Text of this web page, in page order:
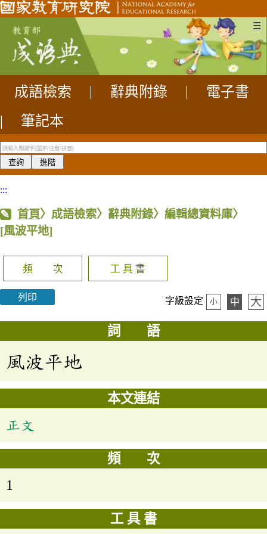
☰
成語檢索 辭典附錄
電子書
|
筆記本
:::
首頁〉成語檢索〉辭典附錄〉編輯總資料庫〉
[風波平地]
頻 次 工 具 書
列印 字級設定 小 中 大
詞 語
風波平地
本文連結
正文
頻 次
1
工 具 書